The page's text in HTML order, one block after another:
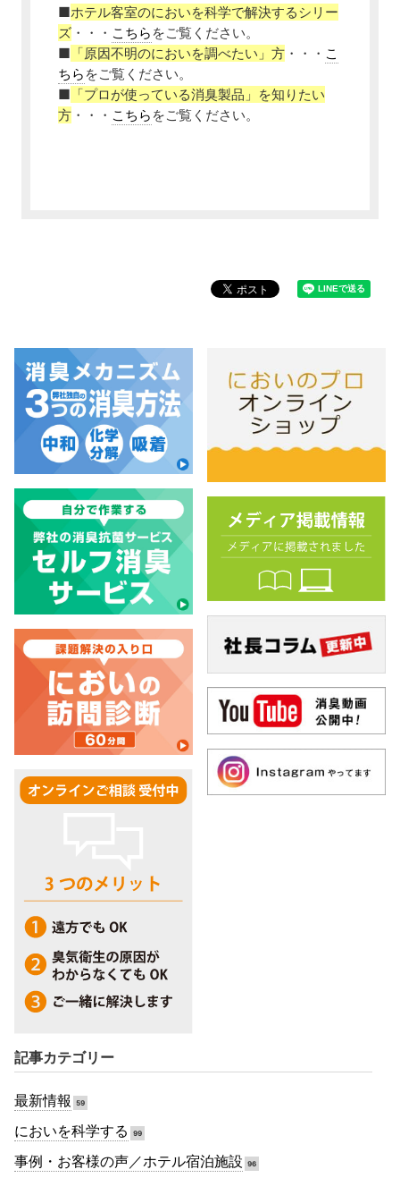
■ホテル客室のにおいを科学で解決するシリー
ズ ・・・ こちら をご覧ください。
■ 「原因不明のにおいを調べたい」方 ・・・ こ
ちら をご覧ください。
■ 「プロが使っている消臭製品」を知りたい
方 ・・・ こちら をご覧ください。
記事カテゴリー
最新情報 59
においを科学する 99
事例・お客様の声／ホテル宿泊施設 96